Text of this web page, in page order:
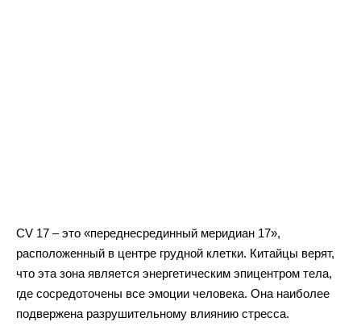
CV 17 – это «переднесрединный меридиан 17»,
расположенный в центре грудной клетки. Китайцы верят,
что эта зона является энергетическим эпицентром тела,
где сосредоточены все эмоции человека. Она наиболее
подвержена разрушительному влиянию стресса.